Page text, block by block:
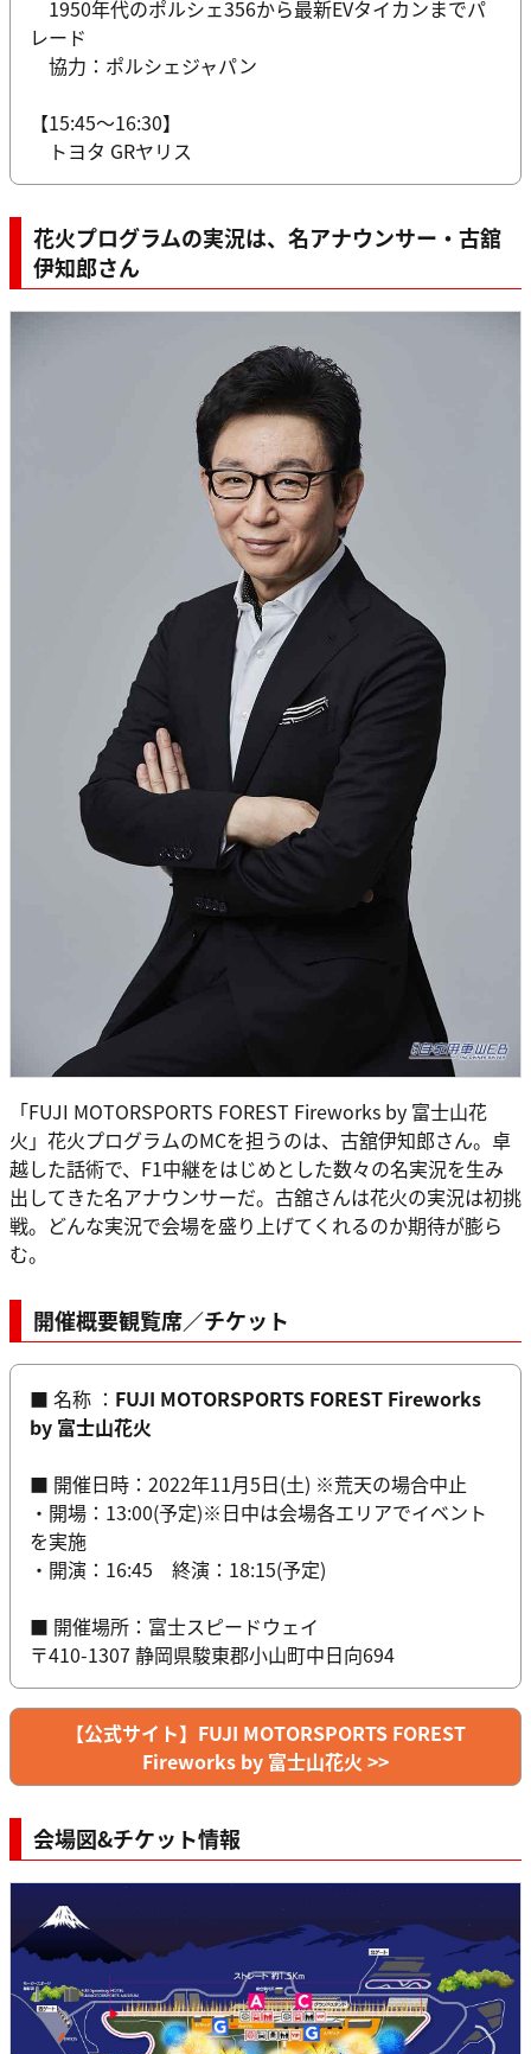
1950年代のポルシェ356から最新EVタイカンまでパ
レード
協力：ポルシェジャパン
【15:45〜16:30】
トヨタ GRヤリス
花火プログラムの実況は、名アナウンサー・古舘
伊知郎さん
「FUJI MOTORSPORTS FOREST Fireworks by 富士山花
火」花火プログラムのMCを担うのは、古舘伊知郎さん。卓
越した話術で、F1中継をはじめとした数々の名実況を生み
出してきた名アナウンサーだ。古舘さんは花火の実況は初挑
戦。どんな実況で会場を盛り上げてくれるのか期待が膨ら
む。
開催概要観覧席／チケット
■ 名称 ： FUJI MOTORSPORTS FOREST Fireworks
by 富士山花火
■ 開催日時：2022年11月5日(土) ※荒天の場合中止
・開場：13:00(予定)※日中は会場各エリアでイベント
を実施
・開演：16:45 終演：18:15(予定)
■ 開催場所：富士スピードウェイ
〒410-1307 静岡県駿東郡小山町中日向694
【公式サイト】FUJI MOTORSPORTS FOREST
Fireworks by 富士山花火 >>
会場図&チケット情報